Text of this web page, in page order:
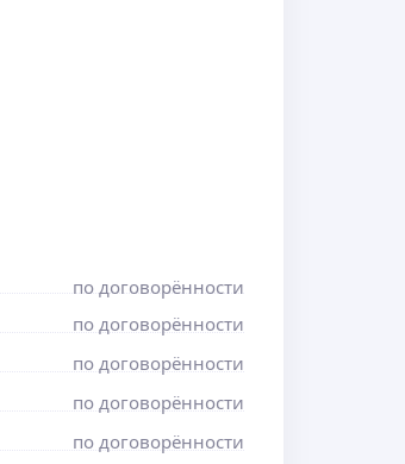
по договорённости
по договорённости
по договорённости
по договорённости
по договорённости